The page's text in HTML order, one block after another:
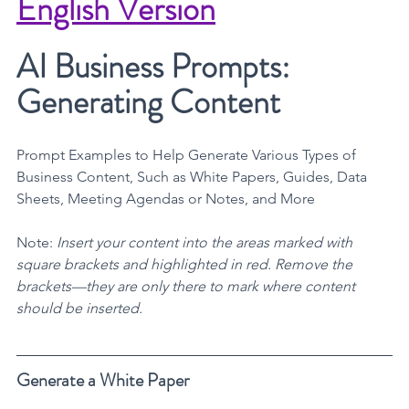
AI Business Prompts:
Generating Content
Prompt Examples to Help Generate Various Types of
Business Content, Such as White Papers, Guides, Data
Sheets, Meeting Agendas or Notes, and More
Note: Insert your content into the areas marked with
square brackets and highlighted in red. Remove the
brackets—they are only there to mark where content
should be inserted.
Generate a White Paper